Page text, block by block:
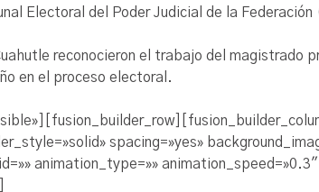
Electoral del Poder Judicial de la Federación
reconocieron el trabajo del magistrado
en el proceso electoral.
spacing=»yes»
animation_type=»»